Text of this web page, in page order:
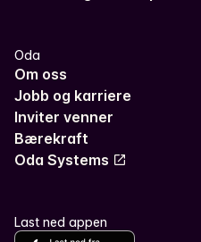
Oda
Om oss
Jobb og karriere
Inviter venner
Bærekraft
Oda Systems
Last ned appen